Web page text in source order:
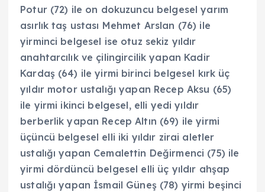
Potur (72) ile on dokuzuncu belgesel yarım
asırlık taş ustası Mehmet Arslan (76) ile
yirminci belgesel ise otuz sekiz yıldır
anahtarcılık ve çilingircilik yapan Kadir
Kardaş (64) ile yirmi birinci belgesel kırk üç
yıldır motor ustalığı yapan Recep Aksu (65)
ile yirmi ikinci belgesel, elli yedi yıldır
berberlik yapan Recep Altın (69) ile yirmi
üçüncü belgesel elli iki yıldır zirai aletler
ustalığı yapan Cemalettin Değirmenci (75) ile
yirmi dördüncü belgesel elli üç yıldır ahşap
ustalığı yapan İsmail Güneş (78) yirmi beşinci